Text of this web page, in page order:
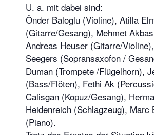
U. a. mit dabei sind:
Önder Baloglu (Violine), Atilla
(Gitarre/Gesang), Mehmet
Andreas Heuser (Gitarre/
Seegers (Sopransaxofon /
Duman (Trompete /Flügelhorn),
(Bass/Flöten), Fethi Ak
Calisgan (Kopuz/Gesang),
Heidenreich (Schlagzeug), Marc
(Piano).